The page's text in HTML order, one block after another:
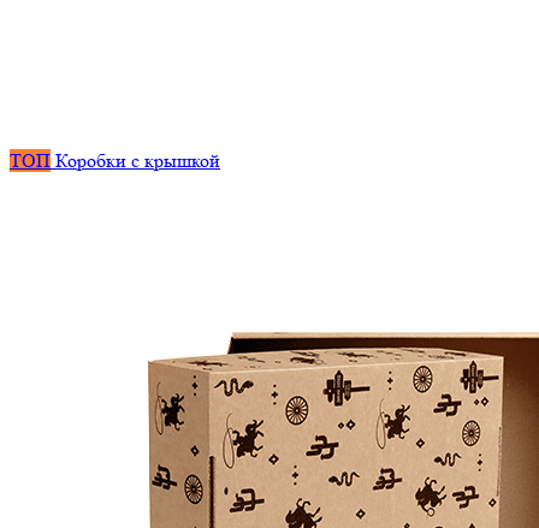
ТОП Коробки с крышкой